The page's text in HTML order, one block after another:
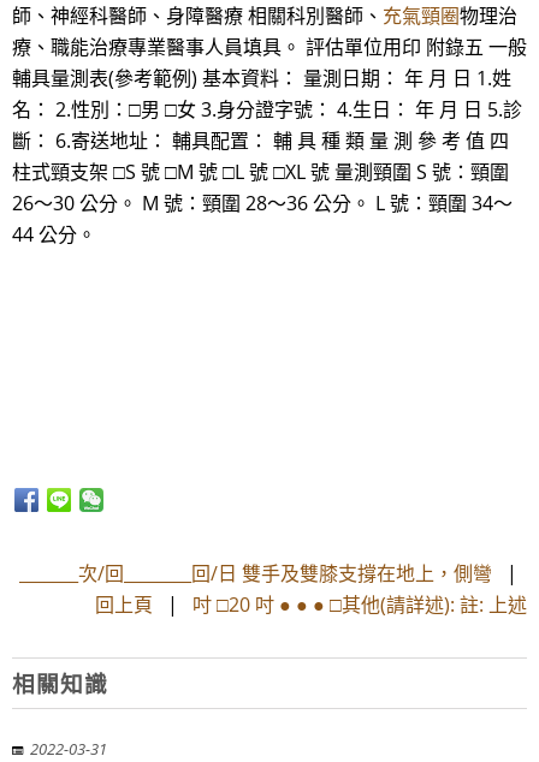
師、神經科醫師、身障醫療 相關科別醫師、 充氣頸圈物理治
療、職能治療專業醫事人員填具。 評估單位用印 附錄五 一般
輔具量測表(參考範例) 基本資料： 量測日期： 年 月 日 1.姓
名： 2.性別：□男 □女 3.身分證字號： 4.生日： 年 月 日 5.診
斷： 6.寄送地址： 輔具配置： 輔 具 種 類 量 測 參 考 值 四
柱式頸支架 □S 號 □M 號 □L 號 □XL 號 量測頸圍 S 號：頸圍
26～30 公分。 M 號：頸圍 28～36 公分。 L 號：頸圍 34～
44 公分。
_______次/回________回/日 雙手及雙膝支撐在地上，側彎 |
回上頁 | 吋 □20 吋 ● ● ● □其他(請詳述): 註: 上述
相關知識
2022-03-31